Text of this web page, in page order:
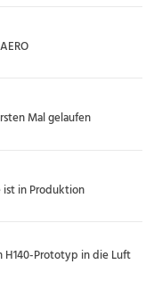
Mal gelaufen
ist in Produktion
Prototyp in die Luft